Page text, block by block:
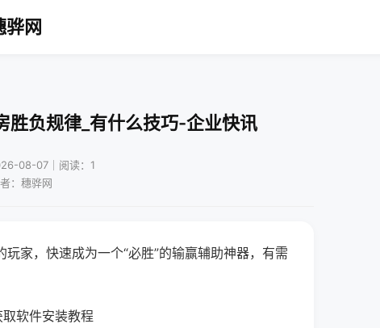
骅网
胜负规律_有什么技巧-企业快讯
08-07｜阅读：1
：穗骅网
家，快速成为一个“必胜”的输赢辅助神器，有需
软件安装教程